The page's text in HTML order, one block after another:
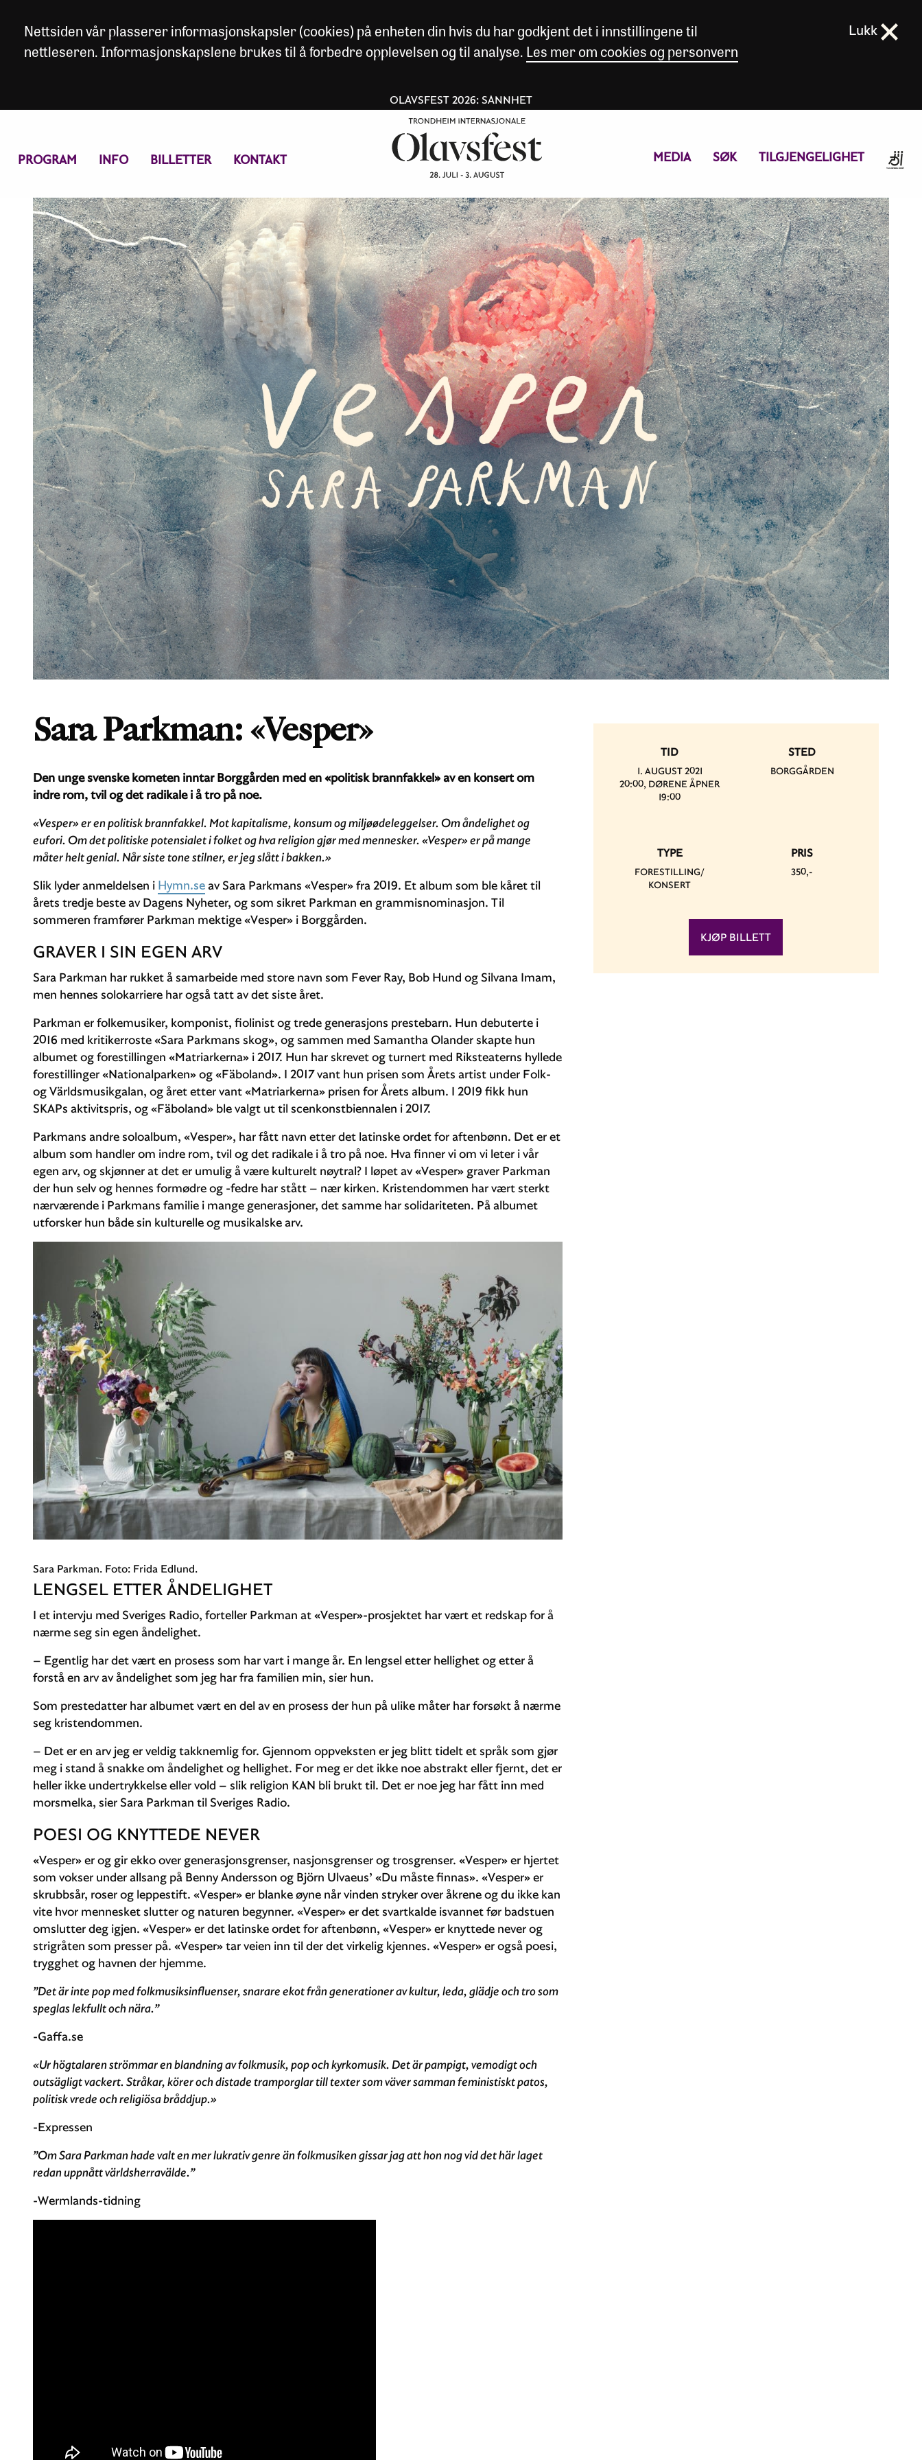
Nettsiden vår plasserer informasjonskapsler (cookies) på enheten din hvis du har godkjent det i innstillingene til
nettleseren. Informasjonskapslene brukes til å forbedre opplevelsen og til analyse. Les mer om cookies og personvern
Lukk
OLAVSFEST 2026: SANNHET
PROGRAM INFO BILLETTER KONTAKT MEDIA SØK TILGJENGELIGHET
Sara Parkman: «Vesper»
Den unge svenske kometen inntar Borggården med en «politisk brannfakkel» av en konsert om
indre rom, tvil og det radikale i å tro på noe.
«Vesper» er en politisk brannfakkel. Mot kapitalisme, konsum og miljøødeleggelser. Om åndelighet og
eufori. Om det politiske potensialet i folket og hva religion gjør med mennesker. «Vesper» er på mange
måter helt genial. Når siste tone stilner, er jeg slått i bakken.»
Slik lyder anmeldelsen i Hymn.seav Sara Parkmans «Vesper» fra 2019. Et album som ble kåret til
årets tredje beste av Dagens Nyheter, og som sikret Parkman en grammisnominasjon. Til
sommeren framfører Parkman mektige «Vesper» i Borggården.
GRAVER I SIN EGEN ARV
Sara Parkman har rukket å samarbeide med store navn som Fever Ray, Bob Hund og Silvana Imam,
men hennes solokarriere har også tatt av det siste året.
Parkman er folkemusiker, komponist, fiolinist og trede generasjons prestebarn. Hun debuterte i
2016 med kritikerroste «Sara Parkmans skog», og sammen med Samantha Olander skapte hun
albumet og forestillingen «Matriarkerna» i 2017. Hun har skrevet og turnert med Riksteaterns hyllede
forestillinger «Nationalparken» og «Fäboland». I 2017 vant hun prisen som Årets artist under Folk-
og Världsmusikgalan, og året etter vant «Matriarkerna» prisen for Årets album. I 2019 fikk hun
SKAPs aktivitspris, og «Fäboland» ble valgt ut til scenkonstbiennalen i 2017.
Parkmans andre soloalbum, «Vesper», har fått navn etter det latinske ordet for aftenbønn. Det er et
album som handler om indre rom, tvil og det radikale i å tro på noe. Hva finner vi om vi leter i vår
egen arv, og skjønner at det er umulig å være kulturelt nøytral? I løpet av «Vesper» graver Parkman
der hun selv og hennes formødre og -fedre har stått – nær kirken. Kristendommen har vært sterkt
nærværende i Parkmans familie i mange generasjoner, det samme har solidariteten. På albumet
utforsker hun både sin kulturelle og musikalske arv.
Sara Parkman. Foto: Frida Edlund.
LENGSEL ETTER ÅNDELIGHET
I et intervju med Sveriges Radio, forteller Parkman at «Vesper»-prosjektet har vært et redskap for å
nærme seg sin egen åndelighet.
– Egentlig har det vært en prosess som har vart i mange år. En lengsel etter hellighet og etter å
forstå en arv av åndelighet som jeg har fra familien min, sier hun.
Som prestedatter har albumet vært en del av en prosess der hun på ulike måter har forsøkt å nærme
seg kristendommen.
– Det er en arv jeg er veldig takknemlig for. Gjennom oppveksten er jeg blitt tidelt et språk som gjør
meg i stand å snakke om åndelighet og hellighet. For meg er det ikke noe abstrakt eller fjernt, det er
heller ikke undertrykkelse eller vold – slik religion KAN bli brukt til. Det er noe jeg har fått inn med
morsmelka, sier Sara Parkman til Sveriges Radio.
POESI OG KNYTTEDE NEVER
«Vesper» er og gir ekko over generasjonsgrenser, nasjonsgrenser og trosgrenser. «Vesper» er hjertet
som vokser under allsang på Benny Andersson og Björn Ulvaeus’ «Du måste finnas». «Vesper» er
skrubbsår, roser og leppestift. «Vesper» er blanke øyne når vinden stryker over åkrene og du ikke kan
vite hvor mennesket slutter og naturen begynner. «Vesper» er det svartkalde isvannet før badstuen
omslutter deg igjen. «Vesper» er det latinske ordet for aftenbønn, «Vesper» er knyttede never og
strigråten som presser på. «Vesper» tar veien inn til der det virkelig kjennes. «Vesper» er også poesi,
trygghet og havnen der hjemme.
”Det är inte pop med folkmusiksinfluenser, snarare ekot från generationer av kultur, leda, glädje och tro som
speglas lekfullt och nära.”
-Gaffa.se
«Ur högtalaren strömmar en blandning av folkmusik, pop och kyrkomusik. Det är pampigt, vemodigt och
outsägligt vackert. Stråkar, körer och distade tramporglar till texter som väver samman feministiskt patos,
politisk vrede och religiösa bråddjup.»
-Expressen
”Om Sara Parkman hade valt en mer lukrativ genre än folkmusiken gissar jag att hon nog vid det här laget
redan uppnått världsherravälde.”
-Wermlands-tidning
TID
1. AUGUST 2021
20:00, DØRENE ÅPNER
19:00
STED
BORGGÅRDEN
TYPE
FORESTILLING/
KONSERT
PRIS
350,-
KJØP BILLETT